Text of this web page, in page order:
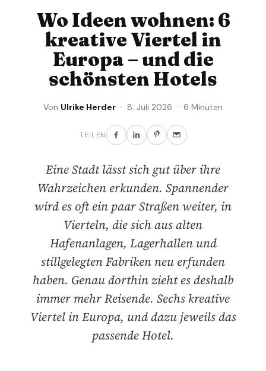
Wo Ideen wohnen: 6
kreative Viertel in
Europa – und die
schönsten Hotels
Von Ulrike Herder · 8. Juli 2026 · 6 Minuten
TEILEN
Eine Stadt lässt sich gut über ihre
Wahrzeichen erkunden. Spannender
wird es oft ein paar Straßen weiter, in
Vierteln, die sich aus alten
Hafenanlagen, Lagerhallen und
stillgelegten Fabriken neu erfunden
haben. Genau dorthin zieht es deshalb
immer mehr Reisende. Sechs kreative
Viertel in Europa, und dazu jeweils das
passende Hotel.